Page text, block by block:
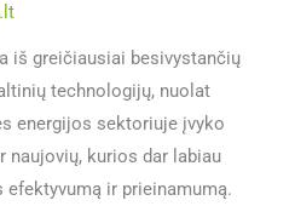
iš greičiausiai besivystančių
technologijų, nuolat
energijos sektoriuje įvyko
naujovių, kurios dar labiau
ir prieinamumą.